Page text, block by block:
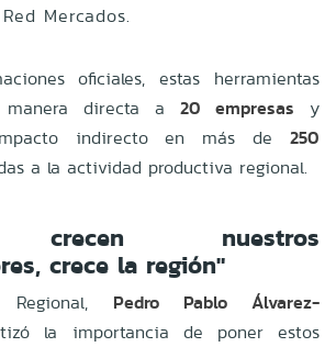
Mercados.
oficiales, estas herramientas
manera directa a 20 empresas y
indirecto en más de 250
a la actividad productiva regional.
crecen nuestros
crece la región"
Regional, Pedro Pablo Álvarez-
la importancia de poner estos